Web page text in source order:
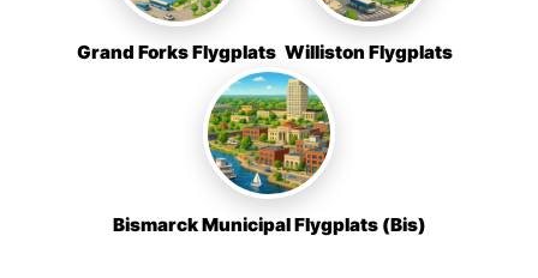
Grand Forks Flygplats Williston Flygplats
Bismarck Municipal Flygplats (Bis)